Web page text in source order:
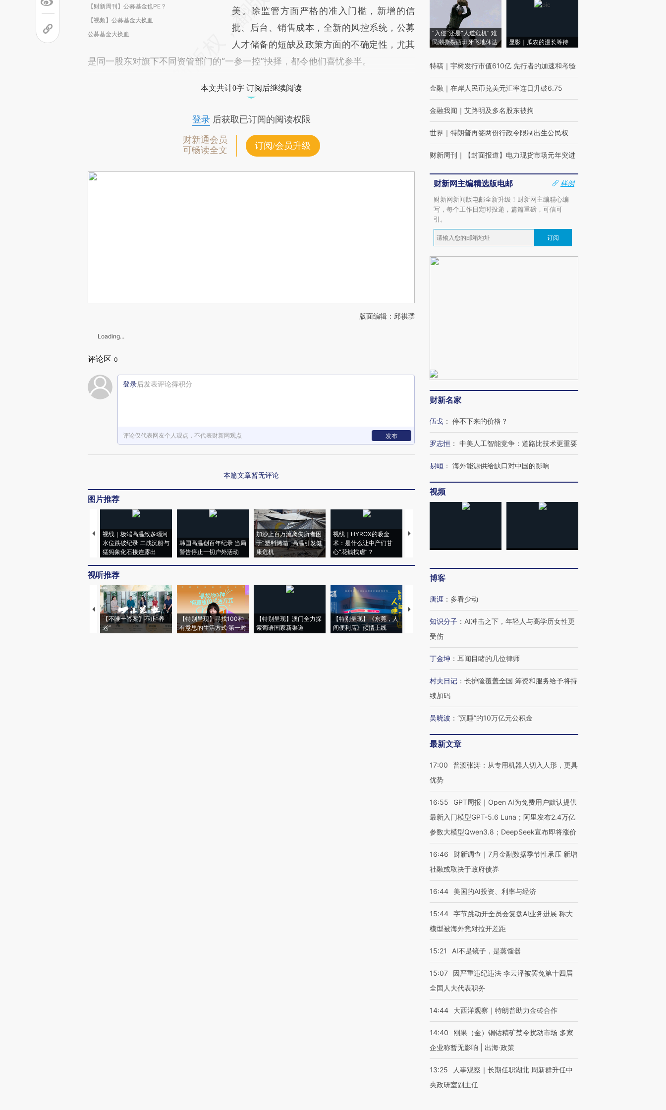
【财新周刊】公募基金也PE？
【视频】公募基金大换血
公募基金大换血
美。除监管方面严格的准入门槛，新增的信
批、后台、销售成本，全新的风控系统，公募
人才储备的短缺及政策方面的不确定性，尤其
是同一股东对旗下不同资管部门的“一参一控”抉择，都令他们喜忧参半。
本文共计0字 订阅后继续阅读
登录后获取已订阅的阅读权限
财新通会员
可畅读全文
订阅/会员升级
版面编辑：邱祺璞
Loading...
评论区 0
登录后发表评论得积分
评论仅代表网友个人观点，不代表财新网观点 发布
本篇文章暂无评论
图片推荐
视线｜极端高温致多瑙河
水位跌破纪录 二战沉船与
猛犸象化石接连露出
韩国高温创百年纪录 当局
警告停止一切户外活动
加沙上百万流离失所者困
于“塑料烤箱” 高温引发健
康危机
视线｜HYROX的吸金
术：是什么让中产们甘
心“花钱找虐”？
马航飞行员跨国走私7万
育部长拱下台
飞地休达
视听推荐
【不唯一答案】不止“养
老”
【特别呈现】寻找100种
有意思的生活方式·第一对
【特别呈现】澳门全力探
索葡语国家新渠道
【特别呈现】《东莞，人
间便利店》倾情上线
【推广】走进第四届链博
会，让数智科技“链”接产
【特别呈现】寻找100种
【商旅对话】华住集团
CFO：不靠规模取胜，华
“入侵”还是“人道危机” 难
民潮撕裂西班牙飞地休达
显影｜瓜农的漫长等待
特稿 ｜ 宇树发行市值610亿 先行者的加速和考验
金融 ｜ 在岸人民币兑美元汇率连日升破6.75
金融我闻 ｜ 艾路明及多名股东被拘
世界 ｜ 特朗普再签两份行政令限制出生公民权
财新周刊 ｜ 【封面报道】电力现货市场元年突进
财新网主编精选版电邮
样例
财新网新闻版电邮全新升级！财新网主编精心编
写，每个工作日定时投递，篇篇重磅，可信可
引。
订阅
财新名家
伍戈 ： 停不下来的价格？
罗志恒 ： 中美人工智能竞争：道路比技术更重要
易峘 ： 海外能源供给缺口对中国的影响
视频
博客
唐涯 ： 多看少动
知识分子 ： AI冲击之下，年轻人与高学历女性更
受伤
丁金坤 ： 耳闻目睹的几位律师
村夫日记 ： 长护险覆盖全国 筹资和服务给予将持
续加码
吴晓波 ： “沉睡”的10万亿元公积金
最新文章
17:00
普渡张涛：从专用机器人切入人形，更具
优势
16:55
GPT周报｜Open AI为免费用户默认提供
最新入门模型GPT-5.6 Luna；阿里发布2.4万亿
参数大模型Qwen3.8；DeepSeek宣布即将涨价
16:46
财新调查｜7月金融数据季节性承压 新增
社融或取决于政府债券
16:44 美国的AI投资、利率与经济
15:44 字节跳动开全员会复盘AI业务进展 称大
模型被海外竞对拉开差距
15:21 AI不是镜子，是蒸馏器
15:07
因严重违纪违法 李云泽被罢免第十四届
全国人大代表职务
14:44 大西洋观察｜特朗普助力金砖合作
14:40
刚果（金）铜钴精矿禁令扰动市场 多家
企业称暂无影响 | 出海·政策
13:25
人事观察｜长期任职湖北 周新群升任中
央政研室副主任